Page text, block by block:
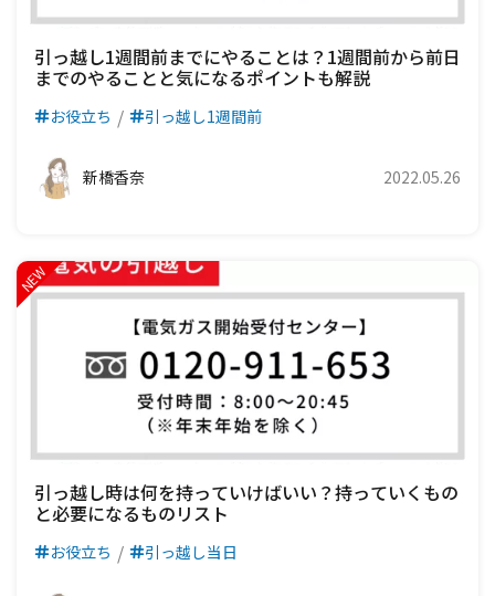
引っ越し1週間前までにやることは？1週間前から前日
までのやることと気になるポイントも解説
お役立ち 引っ越し1週間前
新橋香奈 2022.05.26
引っ越し時は何を持っていけばいい？持っていくもの
と必要になるものリスト
お役立ち 引っ越し当日